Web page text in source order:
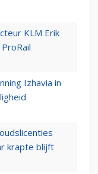
KLM Erik
Izhavia in
krapte blijft